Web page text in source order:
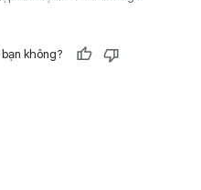
không?